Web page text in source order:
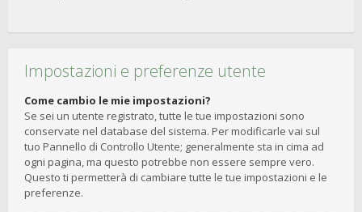
Impostazioni e preferenze utente
Come cambio le mie impostazioni?
Se sei un utente registrato, tutte le tue impostazioni sono
conservate nel database del sistema. Per modificarle vai sul
tuo Pannello di Controllo Utente; generalmente sta in cima ad
ogni pagina, ma questo potrebbe non essere sempre vero.
Questo ti permetterà di cambiare tutte le tue impostazioni e le
preferenze.